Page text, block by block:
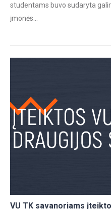
studentams buvo sudaryta
įmonės…
VU TK savanoriams